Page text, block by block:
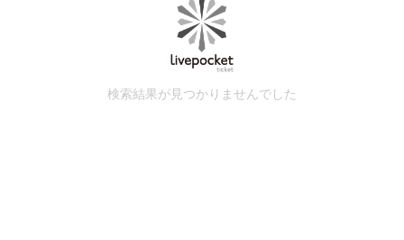
検索結果が見つかりませんでした